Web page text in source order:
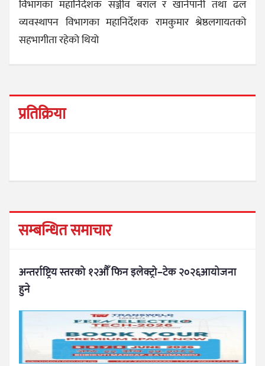
विभागका महानिर्देशक सञ्जीव बराल र खानेपानी तथा ढल
व्यवस्थापन विभागका महानिर्देशक रामकुमार श्रेष्ठलगायतको
सहभागीता रहेको थियो
प्रतिक्रिया
सम्बन्धित समाचार
अन्तर्राष्ट्रिय स्तरको १२औँ फिन इलेक्ट्रो–टेक २०२६आयोजना
हुने